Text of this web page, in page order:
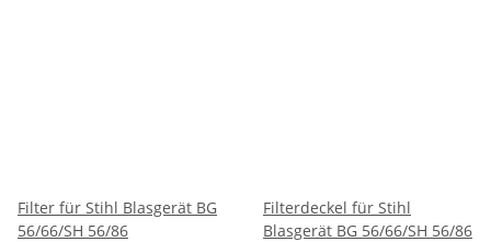
Filter für Stihl Blasgerät BG
56/66/SH 56/86
Filterdeckel für Stihl
Blasgerät BG 56/66/SH 56/86